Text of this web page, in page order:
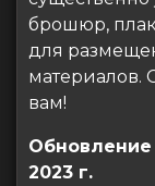
брошюр,
для
материалов.
вам!
2023 г.